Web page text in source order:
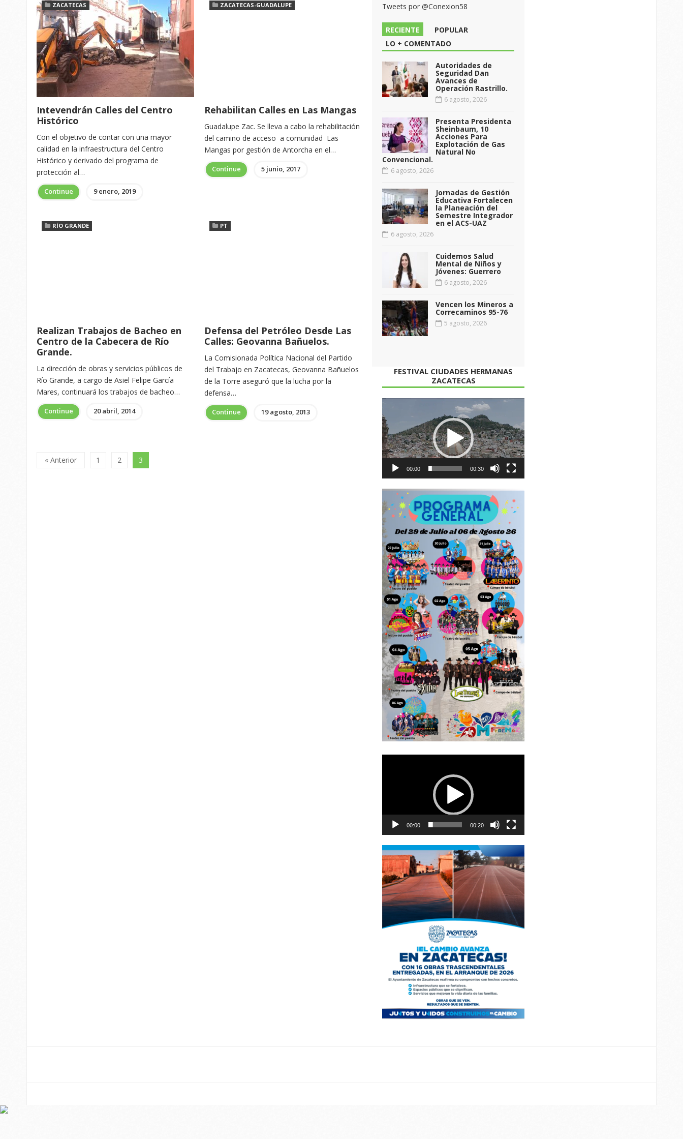
ZACATECAS
Intevendrán Calles del Centro
Histórico
Con el objetivo de contar con una mayor
calidad en la infraestructura del Centro
Histórico y derivado del programa de
protección al…
Continue 9 enero, 2019
ZACATECAS-GUADALUPE
Rehabilitan Calles en Las Mangas
Guadalupe Zac. Se lleva a cabo la rehabilitación
del camino de acceso a comunidad Las
Mangas por gestión de Antorcha en el…
Continue 5 junio, 2017
RÍO GRANDE
Realizan Trabajos de Bacheo en
Centro de la Cabecera de Río
Grande.
La dirección de obras y servicios públicos de
Río Grande, a cargo de Asiel Felipe García
Mares, continuará los trabajos de bacheo…
Continue 20 abril, 2014
PT
Defensa del Petróleo Desde Las
Calles: Geovanna Bañuelos.
La Comisionada Política Nacional del Partido
del Trabajo en Zacatecas, Geovanna Bañuelos
de la Torre aseguró que la lucha por la
defensa…
Continue 19 agosto, 2013
« Anterior 1 2 3
Tweets por @Conexion58
RECIENTE
POPULAR
LO + COMENTADO
Autoridades de
Seguridad Dan
Avances de
Operación Rastrillo.
6 agosto, 2026
Presenta Presidenta
Sheinbaum, 10
Acciones Para
Explotación de Gas
Natural No
Convencional.
6 agosto, 2026
Jornadas de Gestión
Educativa Fortalecen
la Planeación del
Semestre Integrador
en el ACS-UAZ
6 agosto, 2026
Cuidemos Salud
Mental de Niños y
Jóvenes: Guerrero
6 agosto, 2026
Vencen los Mineros a
Correcaminos 95-76
5 agosto, 2026
FESTIVAL CIUDADES HERMANAS
ZACATECAS
de
vídeo
00:00 00:30
00:00 00:20